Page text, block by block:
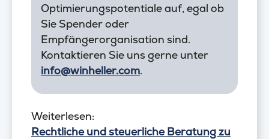
Optimierungspotentiale auf, egal ob
Sie Spender oder
Empfängerorganisation sind.
Kontaktieren Sie uns gerne unter
info@winheller.com.
Weiterlesen:
Rechtliche und steuerliche Beratung zu